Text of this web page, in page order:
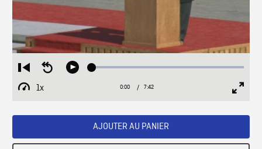
Restart
from
beginning
Seek
Play Loaded:
1x
Playback
Current
0:00 / Duration
7:42
AJOUTER AU PANIER